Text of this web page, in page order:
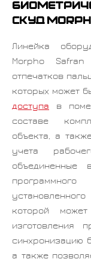
СКУД
Линейка
Morpho
отпечатков
которых может
доступа в
составе
объекта, а
учета
объединенные
которой
изготовления
синхронизацию
а также